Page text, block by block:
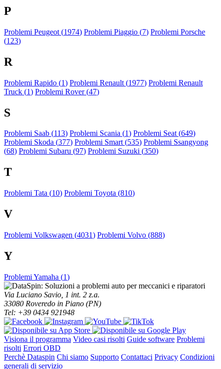
P
Problemi Peugeot (1974) Problemi Piaggio (7) Problemi Porsche
(123)
R
Problemi Rapido (1) Problemi Renault (1977) Problemi Renault
Truck (1) Problemi Rover (47)
S
Problemi Saab (113) Problemi Scania (1) Problemi Seat (649)
Problemi Skoda (377) Problemi Smart (535) Problemi Ssangyong
(68) Problemi Subaru (97) Problemi Suzuki (350)
T
Problemi Tata (10) Problemi Toyota (810)
V
Problemi Volkswagen (4031) Problemi Volvo (888)
Y
Problemi Yamaha (1)
Via Luciano Savio, 1 int. 2 z.a.
33080 Roveredo in Piano (PN)
Tel: +39 0434 921948
Visiona il programma Video casi risolti Guide software Problemi
risolti Errori OBD
Perchè Dataspin Chi siamo Supporto Contattaci Privacy Condizioni
generali di servizio